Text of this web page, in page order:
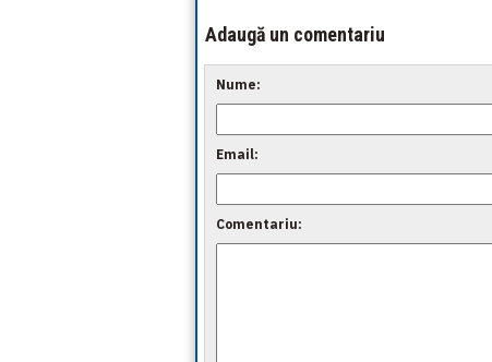
Adaugă un comentariu
Nume:
Email:
Comentariu: